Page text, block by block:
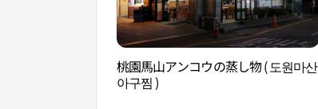
桃園馬山アンコウの蒸し物 ( 도원마산
아구찜 )